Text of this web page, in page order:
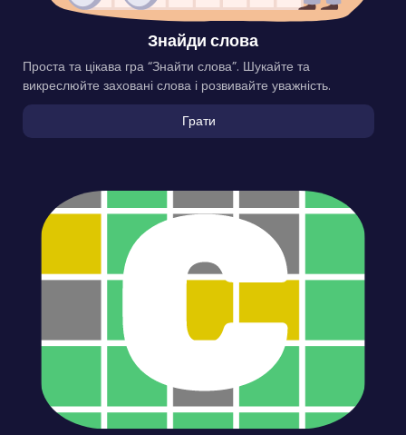
Знайди слова
Проста та цікава гра “Знайти слова”. Шукайте та
викреслюйте заховані слова і розвивайте уважність.
Грати